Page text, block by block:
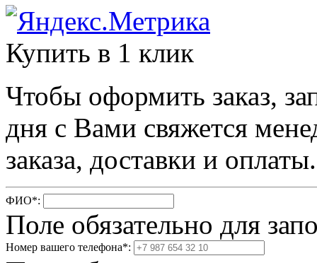
Купить в 1 клик
Чтобы оформить заказ,
дня с Вами свяжется
заказа, доставки и оплаты.
ФИО*:
Поле обязательно для
Номер вашего телефона*: